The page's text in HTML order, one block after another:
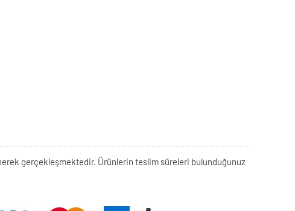
gerçekleşmektedir. Ürünlerin teslim süreleri bulunduğunuz